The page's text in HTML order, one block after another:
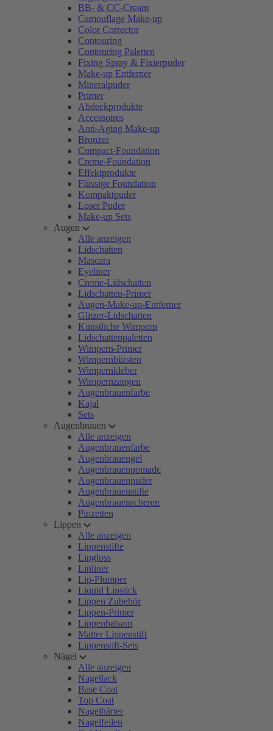
BB- & CC-Cream
Camouflage Make-up
Color Corrector
Contouring
Contouring Paletten
Fixing Spray & Fixierpuder
Make-up Entferner
Mineralpuder
Primer
Abdeckprodukte
Accessoires
Anti-Aging Make-up
Bronzer
Compact-Foundation
Creme-Foundation
Effektprodukte
Flüssige Foundation
Kompaktpuder
Loser Puder
Make-up Sets
Augen
Alle anzeigen
Lidschatten
Mascara
Eyeliner
Creme-Lidschatten
Lidschatten-Primer
Augen-Make-up-Entferner
Glitzer-Lidschatten
Künstliche Wimpern
Lidschattenpaletten
Wimpern-Primer
Wimpernbürsten
Wimpernkleber
Wimpernzangen
Augenbrauenfarbe
Kajal
Sets
Augenbrauen
Alle anzeigen
Augenbrauenfarbe
Augenbrauengel
Augenbrauenpomade
Augenbrauenpuder
Augenbrauenstifte
Augenbrauenscheren
Pinzetten
Lippen
Alle anzeigen
Lippenstifte
Lipgloss
Lipliner
Lip-Plumper
Liquid Lipstick
Lippen Zubehör
Lippen-Primer
Lippenbalsam
Matter Lippenstift
Lippenstift-Sets
Nägel
Alle anzeigen
Nagellack
Base Coat
Top Coat
Nagelhärter
Nagelfeilen